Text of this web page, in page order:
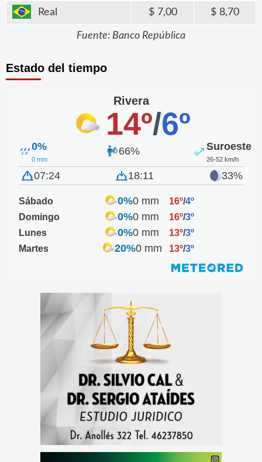
Real 7,00 8,70
Fuente: Banco República
Estado del tiempo
Rivera
14º/6º
0%
0 mm
66% Suroeste
26-52 km/h
07:24 18:11 33%
Sábado 0%0 mm 16º/4º
Domingo
0%0 mm 16º/3º
Lunes
0%0 mm 13º/3º
Martes
20%0 mm 13º/3º